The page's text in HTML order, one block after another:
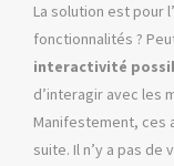
La solution est pour
fonctionnalités ?
interactivité
d’interagir avec les
Manifestement, ces
suite. Il n’y a pas